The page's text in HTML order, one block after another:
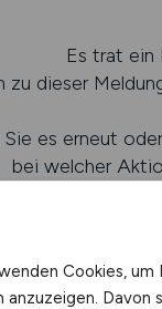
Es trat ein
zu dieser
es erneut
bei welcher
Cookies,
anzuzeigen. Davon